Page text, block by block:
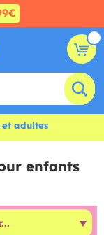
et adultes
enfants